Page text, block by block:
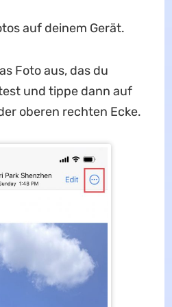
auf deinem Gerät.
Foto aus, das du
und tippe dann auf
oberen rechten Ecke.